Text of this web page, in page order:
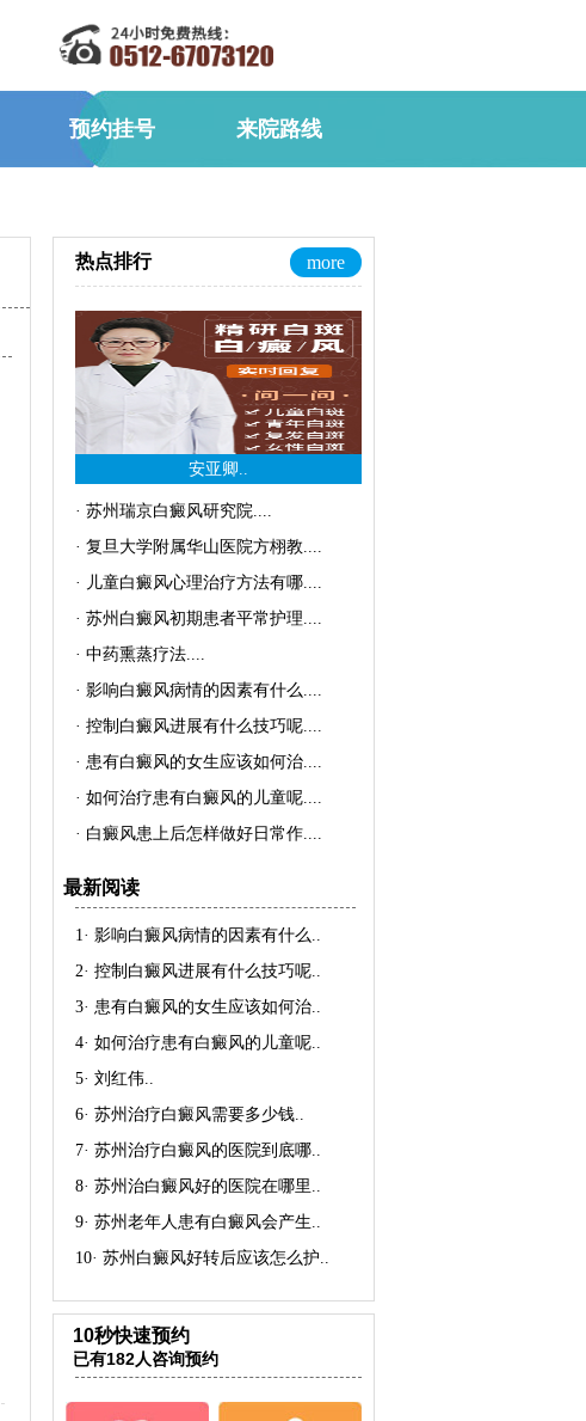
预约挂号 来院路线
热点排行 more
安亚卿..
· 苏州瑞京白癜风研究院....
· 复旦大学附属华山医院方栩教....
· 儿童白癜风心理治疗方法有哪....
· 苏州白癜风初期患者平常护理....
· 中药熏蒸疗法....
· 影响白癜风病情的因素有什么....
· 控制白癜风进展有什么技巧呢....
· 患有白癜风的女生应该如何治....
· 如何治疗患有白癜风的儿童呢....
· 白癜风患上后怎样做好日常作....
最新阅读
1· 影响白癜风病情的因素有什么..
2· 控制白癜风进展有什么技巧呢..
3· 患有白癜风的女生应该如何治..
4· 如何治疗患有白癜风的儿童呢..
5· 刘红伟..
6· 苏州治疗白癜风需要多少钱..
7· 苏州治疗白癜风的医院到底哪..
8· 苏州治白癜风好的医院在哪里 ..
9· 苏州老年人患有白癜风会产生..
10· 苏州白癜风好转后应该怎么护..
10秒快速预约
已有182人咨询预约